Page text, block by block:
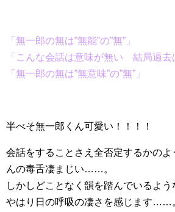
「無一郎の無は”無能”の”無”」
「こんな会話は意味が無い 結局過去
「無一郎の無は”無意味”の”無”」
半べそ無一郎くん可愛い！！！！
会話をすることさえ全否定するかのよ
んの毒舌凄まじい……。
しかしどことなく韻を踏んでいるよ
やはり日の呼吸の凄さを感じます……